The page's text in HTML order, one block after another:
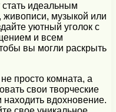
идеальным
живописи, музыкой или
уютный уголок с
и всем
вы могли раскрыть
просто комната, а
свои творческие
вдохновение.